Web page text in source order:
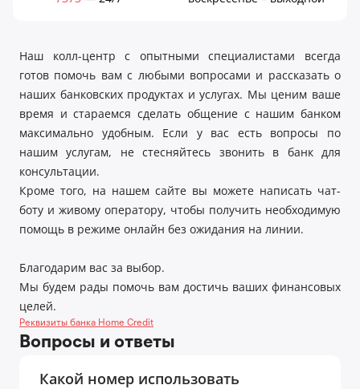
Наш колл-центр с опытными специалистами всегда
готов помочь вам с любыми вопросами и рассказать о
наших банковских продуктах и услугах. Мы ценим ваше
время и стараемся сделать общение с нашим банком
максимально удобным. Если у вас есть вопросы по
нашим услугам, не стесняйтесь звонить в банк для
консультации.
Кроме того, на нашем сайте вы можете написать чат-
боту и живому оператору, чтобы получить необходимую
помощь в режиме онлайн без ожидания на линии.
Благодарим вас за выбор.
Мы будем рады помочь вам достичь ваших финансовых
целей.
Реквизиты банка Home Credit
Вопросы и ответы
Какой номер использовать